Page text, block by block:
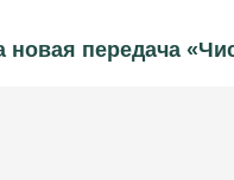
новая передача